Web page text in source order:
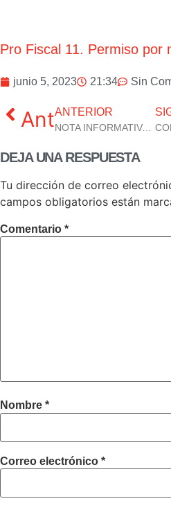
Pro Fiscal 11. Permiso por
junio 5, 2023 21:34 Sin
AntANTERIOR
NOTA INFORMATIVA SOBRE EL ESTADO EN EL QUE SE ENCUENTRA A DÍA DE HOY LA MESA DE RETRIBUCIONES.
DEJA UNA RESPUESTA
Tu dirección de correo
campos obligatorios están
Comentario *
Nombre *
Correo electrónico *